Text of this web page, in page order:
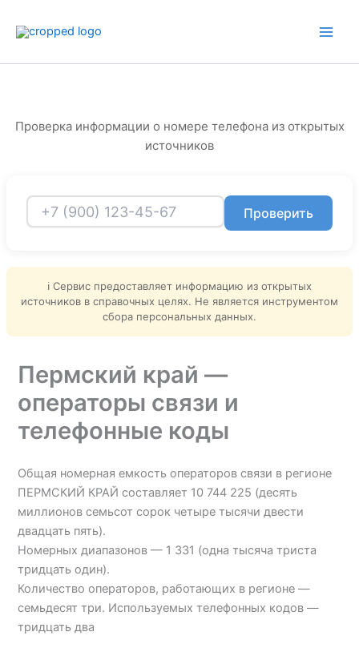
Проверка информации о номере телефона из открытых
источников
Проверить
ℹ️ Сервис предоставляет информацию из открытых
источников в справочных целях. Не является инструментом
сбора персональных данных.
Пермский край —
операторы связи и
телефонные коды
Общая номерная емкость операторов связи в регионе
ПЕРМСКИЙ КРАЙ составляет 10 744 225 (десять
миллионов семьсот сорок четыре тысячи двести
двадцать пять).
Номерных диапазонов — 1 331 (одна тысяча триста
тридцать один).
Количество операторов, работающих в регионе —
семьдесят три. Используемых телефонных кодов —
тридцать два